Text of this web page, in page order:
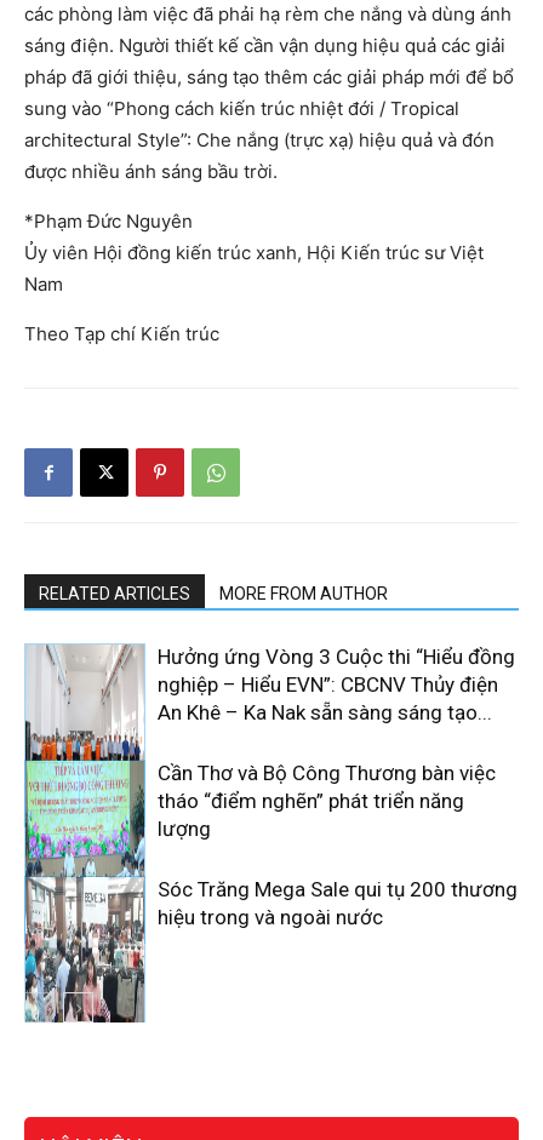
các phòng làm việc đã phải hạ rèm che nắng và dùng ánh
sáng điện. Người thiết kế cần vận dụng hiệu quả các giải
pháp đã giới thiệu, sáng tạo thêm các giải pháp mới để bổ
sung vào “Phong cách kiến trúc nhiệt đới / Tropical
architectural Style”: Che nắng (trực xạ) hiệu quả và đón
được nhiều ánh sáng bầu trời.
*Phạm Đức Nguyên
Ủy viên Hội đồng kiến trúc xanh, Hội Kiến trúc sư Việt
Nam
Theo Tạp chí Kiến trúc
RELATED ARTICLES MORE FROM AUTHOR
Hưởng ứng Vòng 3 Cuộc thi “Hiểu đồng
nghiệp – Hiểu EVN”: CBCNV Thủy điện
An Khê – Ka Nak sẵn sàng sáng tạo...
Cần Thơ và Bộ Công Thương bàn việc
tháo “điểm nghẽn” phát triển năng
lượng
Sóc Trăng Mega Sale qui tụ 200 thương
hiệu trong và ngoài nước